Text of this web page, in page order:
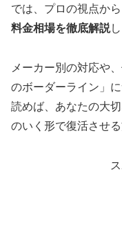
では、プロの視点から
料金相場を徹底解説し
メーカー別の対応や
のボーダーライン」
読めば、あなたの大
のいく形で復活させ